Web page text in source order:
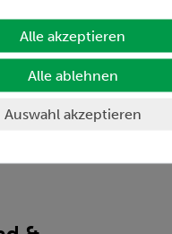
Alle akzeptieren
Alle ablehnen
Auswahl akzeptieren